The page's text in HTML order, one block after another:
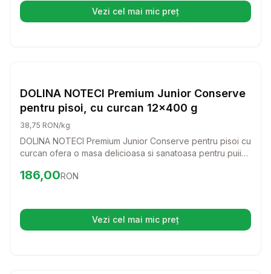
Vezi cel mai mic preț(se deschide într-o filă nouă)
DOLINA NOTECI Premium Junior Conserve
pentru pisoi, cu curcan 12x400 g
38,75 RON/kg
DOLINA NOTECI Premium Junior Conserve pentru pisoi cu
curcan ofera o masa delicioasa si sanatoasa pentru puii
conserva sustine dezvoltarea lor armonioasa si le ofera
Preț: 186.00 RON
186,00RON
Vezi cel mai mic preț(se deschide într-o filă nouă)